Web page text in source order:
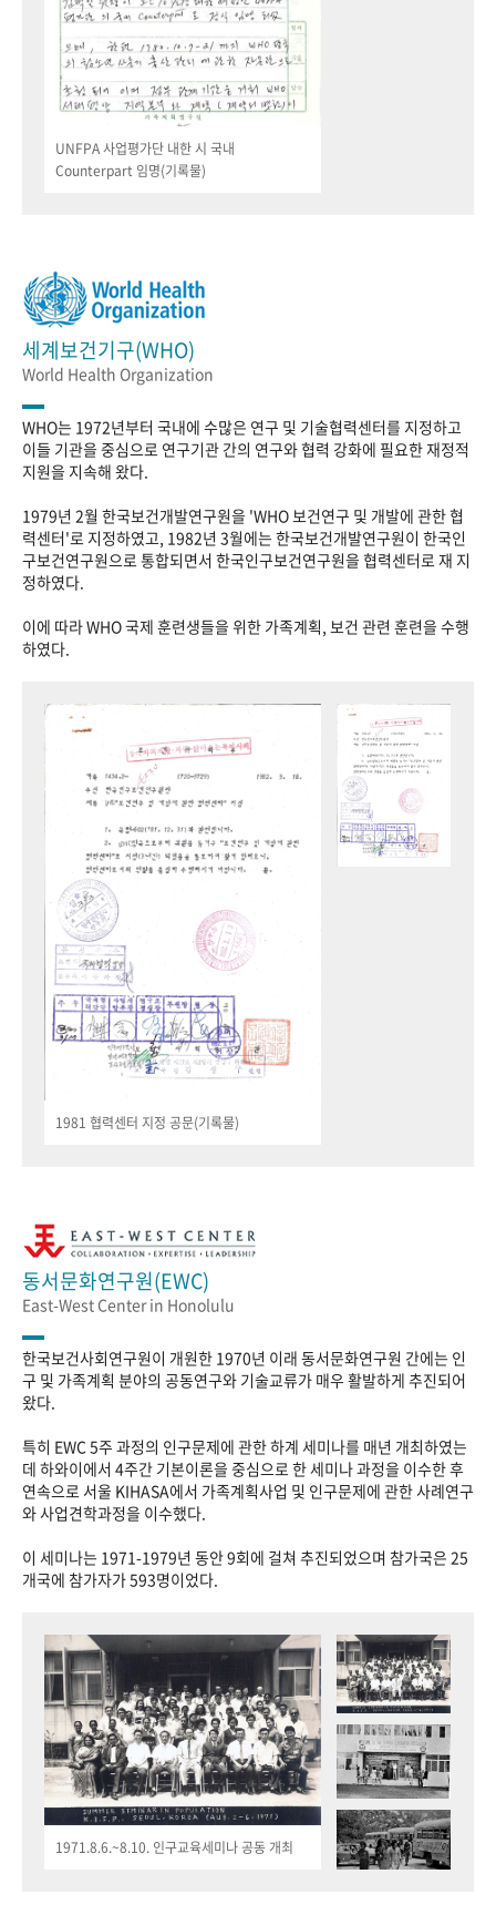
UNFPA 사업평가단 내한 시 국내
Counterpart 임명(기록물)
세계보건기구(WHO)
World Health Organization
WHO는 1972년부터 국내에 수많은 연구 및 기술협력센터를 지정하고
이들 기관을 중심으로 연구기관 간의 연구와 협력 강화에 필요한 재정적
지원을 지속해 왔다.
1979년 2월 한국보건개발연구원을 'WHO 보건연구 및 개발에 관한 협
력센터'로 지정하였고, 1982년 3월에는 한국보건개발연구원이 한국인
구보건연구원으로 통합되면서 한국인구보건연구원을 협력센터로 재 지
정하였다.
이에 따라 WHO 국제 훈련생들을 위한 가족계획, 보건 관련 훈련을 수행
하였다.
1981 협력센터 지정 공문(기록물)
동서문화연구원(EWC)
East-West Center in Honolulu
한국보건사회연구원이 개원한 1970년 이래 동서문화연구원 간에는 인
구 및 가족계획 분야의 공동연구와 기술교류가 매우 활발하게 추진되어
왔다.
특히 EWC 5주 과정의 인구문제에 관한 하계 세미나를 매년 개최하였는
데 하와이에서 4주간 기본이론을 중심으로 한 세미나 과정을 이수한 후
연속으로 서울 KIHASA에서 가족계획사업 및 인구문제에 관한 사례연구
와 사업견학과정을 이수했다.
이 세미나는 1971-1979년 동안 9회에 걸쳐 추진되었으며 참가국은 25
개국에 참가자가 593명이었다.
1971.8.6.~8.10. 인구교육세미나 공동 개최